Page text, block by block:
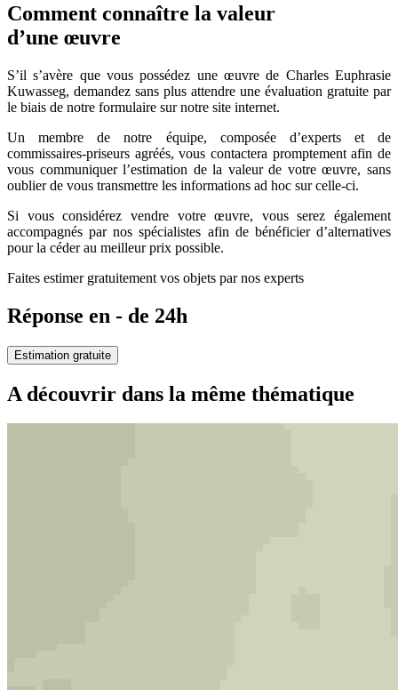
Comment connaître la valeur
d’une œuvre
S’il s’avère que vous possédez une œuvre de Charles Euphrasie
Kuwasseg, demandez sans plus attendre une évaluation gratuite par
le biais de notre formulaire sur notre site internet.
Un membre de notre équipe, composée d’experts et de
commissaires-priseurs agréés, vous contactera promptement afin de
vous communiquer l’estimation de la valeur de votre œuvre, sans
oublier de vous transmettre les informations ad hoc sur celle-ci.
Si vous considérez vendre votre œuvre, vous serez également
accompagnés par nos spécialistes afin de bénéficier d’alternatives
pour la céder au meilleur prix possible.
Faites estimer gratuitement vos objets par nos experts
Réponse en - de 24h
Estimation gratuite
A découvrir dans la même thématique